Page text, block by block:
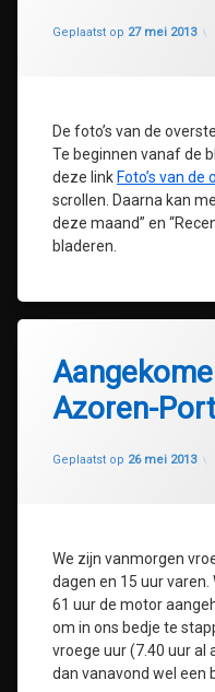
Geplaatst op 27 mei 2013
De foto’s van de
Te beginnen vanaf de
deze link Foto’s van de
scrollen. Daarna kan
deze maand” en
bladeren.
Azoren-
Geplaatst op 26 mei 2013
We zijn vanmorgen
dagen en 15 uur
61 uur de motor
om in ons bedje te
vroege uur (7.40 uur
dan vanavond wel een